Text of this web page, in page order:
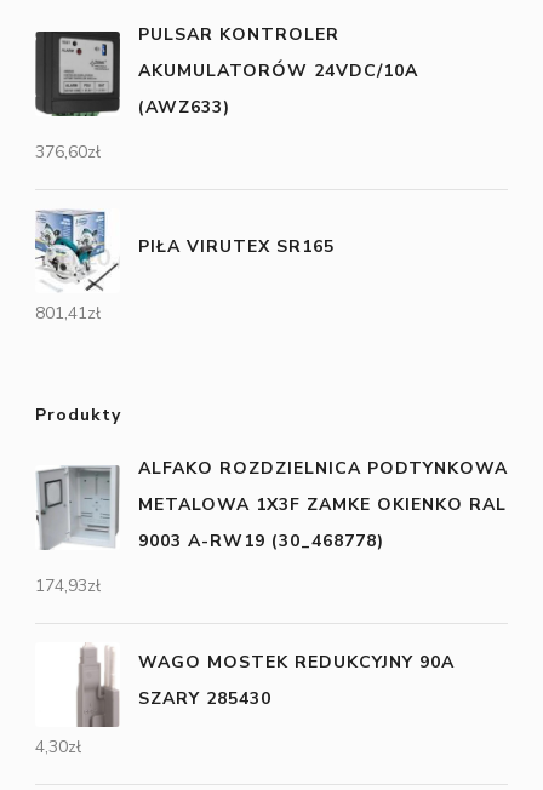
PULSAR KONTROLER
AKUMULATORÓW 24VDC/10A
(AWZ633)
376,60zł
PIŁA VIRUTEX SR165
801,41zł
Produkty
ALFAKO ROZDZIELNICA PODTYNKOWA
METALOWA 1X3F ZAMKE OKIENKO RAL
9003 A-RW19 (30_468778)
174,93zł
WAGO MOSTEK REDUKCYJNY 90A
SZARY 285430
4,30zł